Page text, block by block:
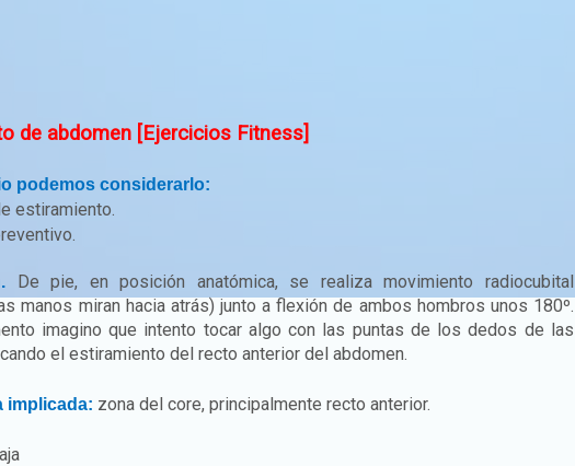
de abdomen [Ejercicios Fitness]
podemos considerarlo:
estiramiento.
De pie, en posición anatómica, se realiza movimiento radiocubital
manos miran hacia atrás) junto a flexión de ambos hombros unos 180º.
imagino que intento tocar algo con las puntas de los dedos de las
el estiramiento del recto anterior del abdomen.
implicada: zona del core, principalmente recto anterior.